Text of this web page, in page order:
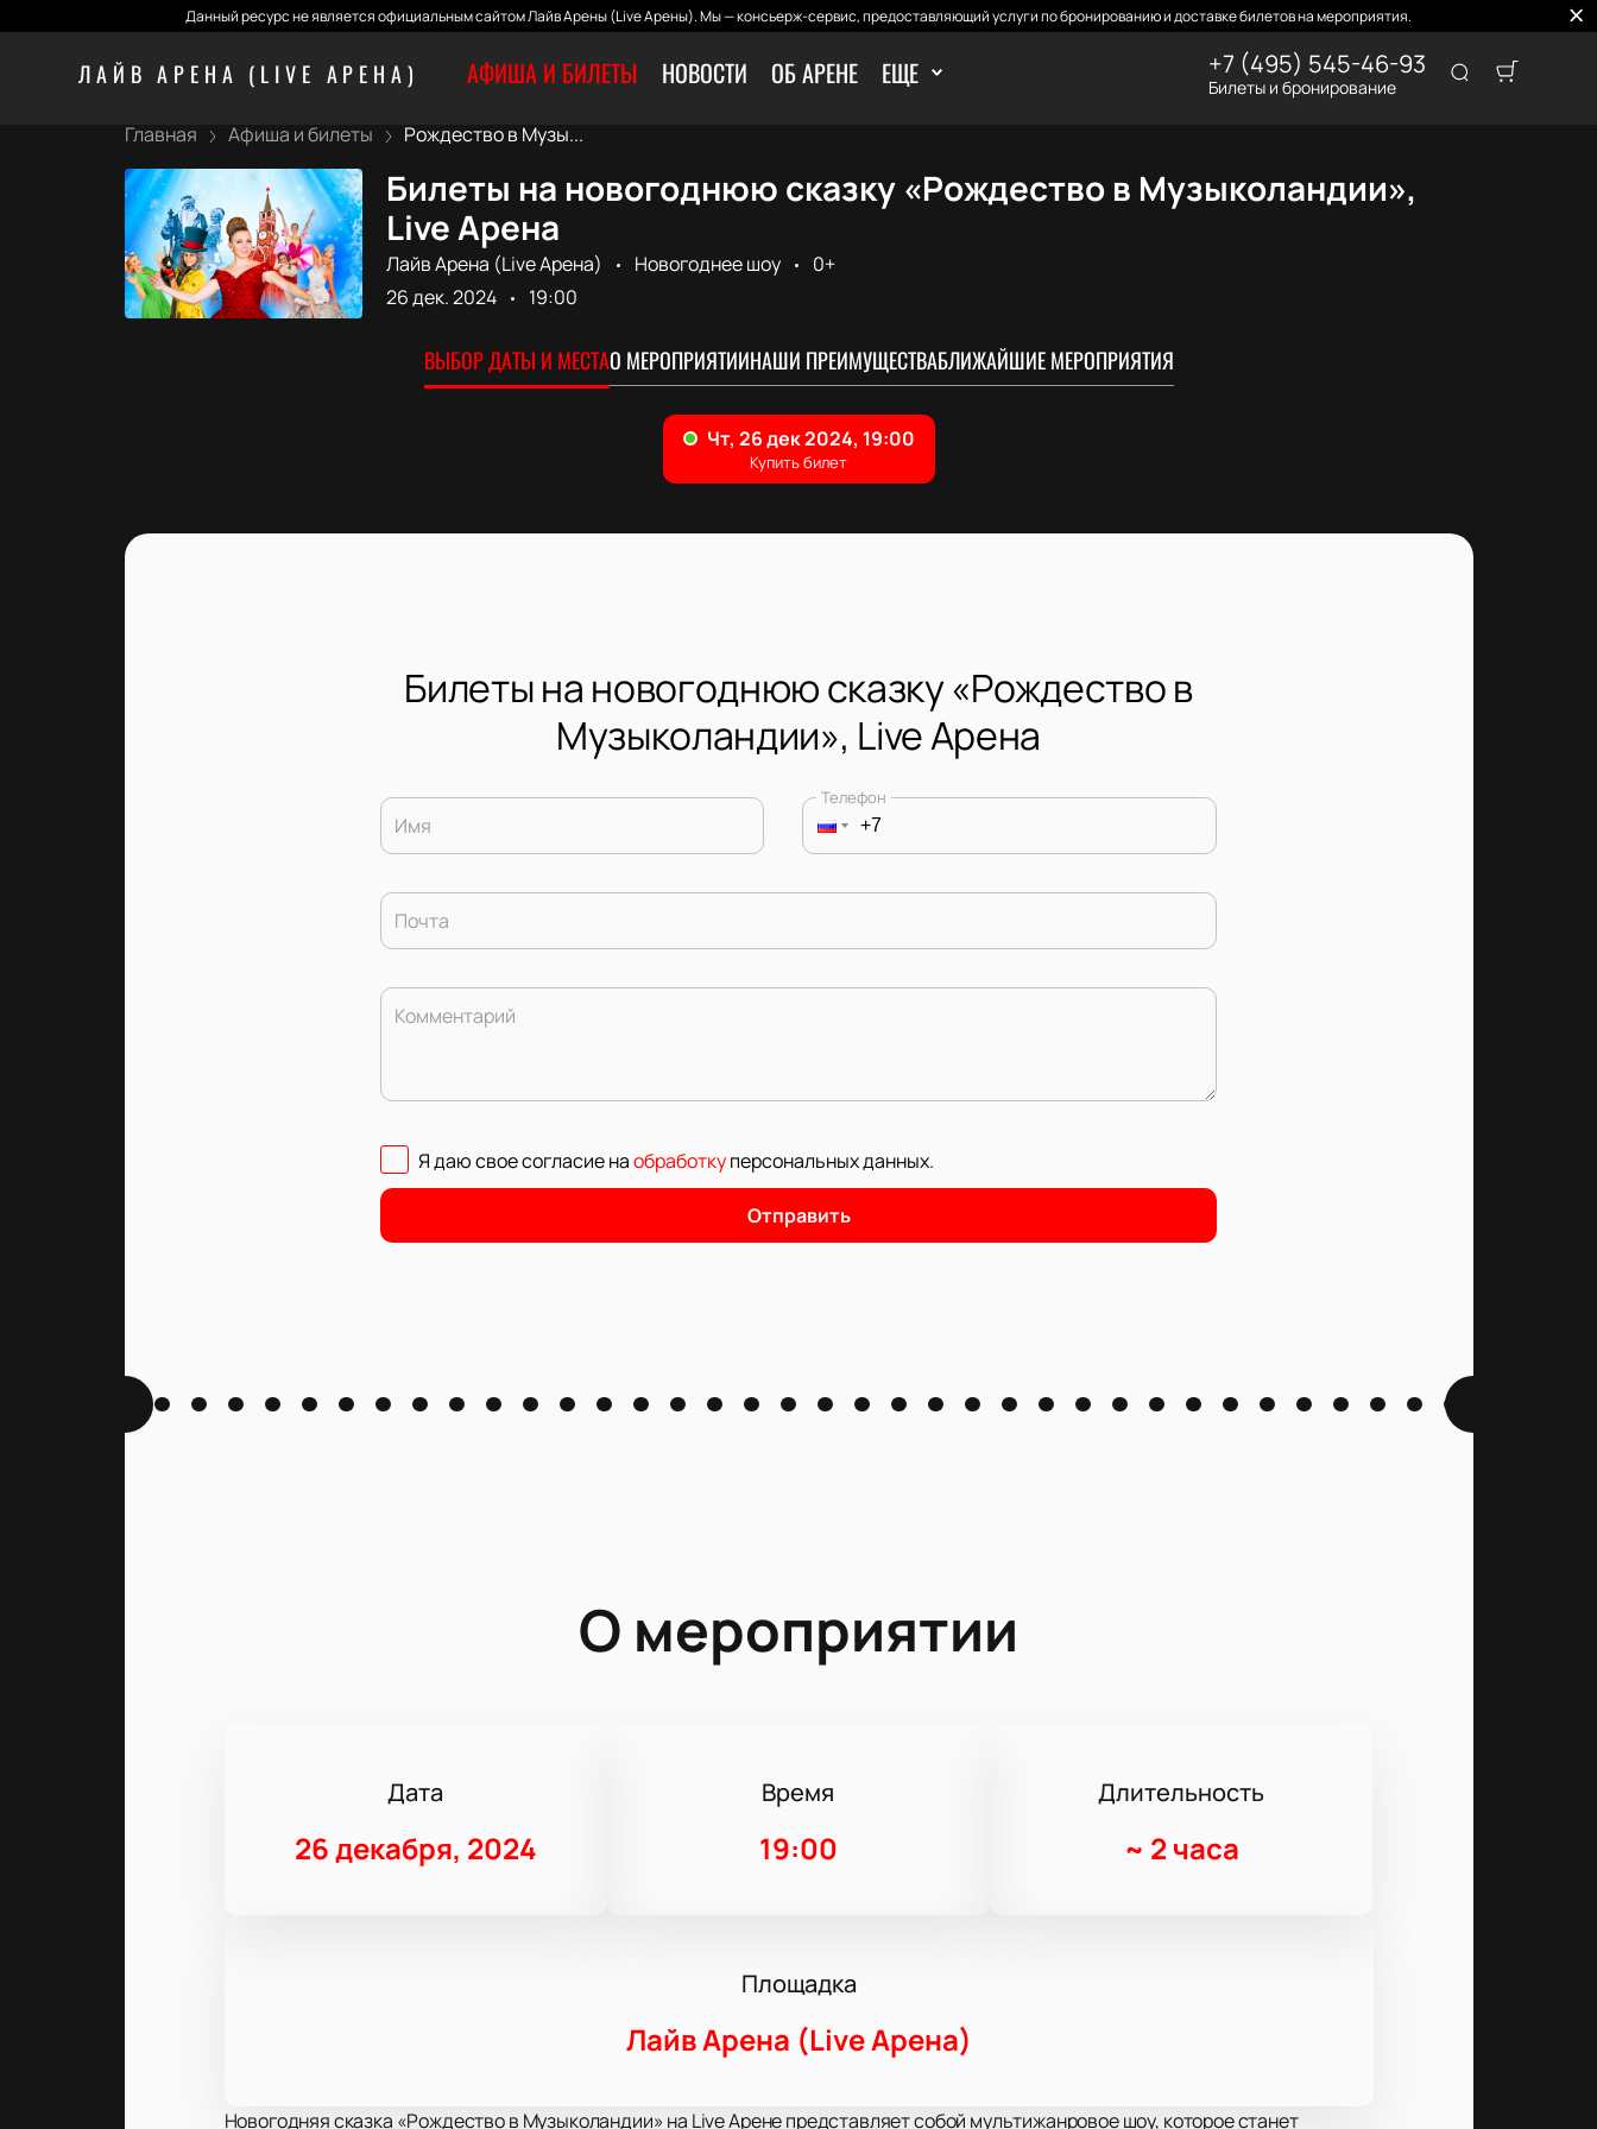
Данный ресурс не является официальным сайтом Лайв Арены (Live Арены). Мы — консьерж-сервис, предоставляющий услуги по бронированию и доставке билетов на мероприятия.
ЛАЙВ АРЕНА (LIVE АРЕНА) АФИША И БИЛЕТЫ НОВОСТИ ОБ АРЕНЕ ЕЩЕ +7 (495) 545-46-93
Билеты и бронирование
Главная Афиша и билеты Рождество в Музы...
Билеты на новогоднюю сказку «Рождество в Музыколандии»,
Live Арена
Лайв Арена (Live Арена) Новогоднее шоу
0+
26 дек. 2024
19:00
ВЫБОР ДАТЫ И МЕСТАО МЕРОПРИЯТИИНАШИ ПРЕИМУЩЕСТВАБЛИЖАЙШИЕ МЕРОПРИЯТИЯ
Билеты на новогоднюю сказку «Рождество в
Музыколандии», Live Арена
Имя
Телефон
Почта
Комментарий
Я даю свое согласие наобработкуперсональных данных.
Отправить
О мероприятии
Дата
26 декабря, 2024
Время
19:00
Длительность
~ 2 часа
Площадка
Лайв Арена (Live Арена)
Новогодняя сказка «Рождество в Музыколандии» на Live Арене представляет собой мультижанровое шоу, которое станет